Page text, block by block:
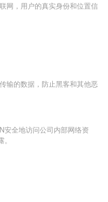
网，用户的真实身份和位置信
输的数据，防止黑客和其他恶
安全地访问公司内部网络资